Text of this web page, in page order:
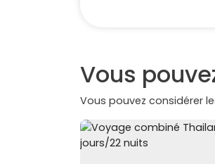
Vous
Vous pouvez considérer